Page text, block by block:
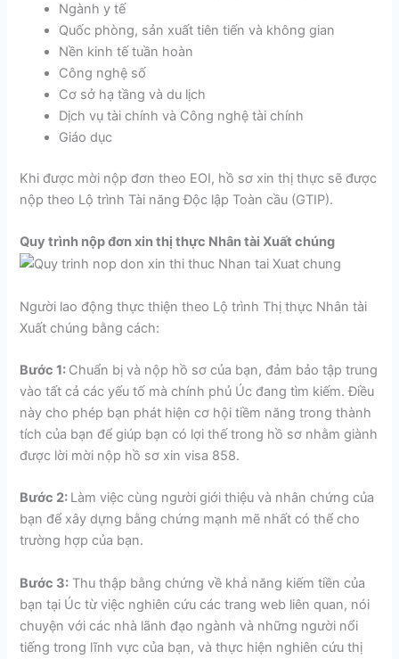
Ngành y tế
Quốc phòng, sản xuất tiên tiến và không gian
Nền kinh tế tuần hoàn
Công nghệ số
Cơ sở hạ tầng và du lịch
Dịch vụ tài chính và Công nghệ tài chính
Giáo dục
Khi được mời nộp đơn theo EOI, hồ sơ xin thị thực sẽ được
nộp theo Lộ trình Tài năng Độc lập Toàn cầu (GTIP).
Quy trình nộp đơn xin thị thực Nhân tài Xuất chúng
Người lao động thực thiện theo Lộ trình Thị thực Nhân tài
Xuất chúng bằng cách:
Bước 1: Chuẩn bị và nộp hồ sơ của bạn, đảm bảo tập trung
vào tất cả các yếu tố mà chính phủ Úc đang tìm kiếm. Điều
này cho phép bạn phát hiện cơ hội tiềm năng trong thành
tích của bạn để giúp bạn có lợi thế trong hồ sơ nhằm giành
được lời mời nộp hồ sơ xin visa 858.
Bước 2: Làm việc cùng người giới thiệu và nhân chứng của
bạn để xây dựng bằng chứng mạnh mẽ nhất có thể cho
trường hợp của bạn.
Bước 3: Thu thập bằng chứng về khả năng kiếm tiền của
bạn tại Úc từ việc nghiên cứu các trang web liên quan, nói
chuyện với các nhà lãnh đạo ngành và những người nổi
tiếng trong lĩnh vực của bạn, và thực hiện nghiên cứu thị